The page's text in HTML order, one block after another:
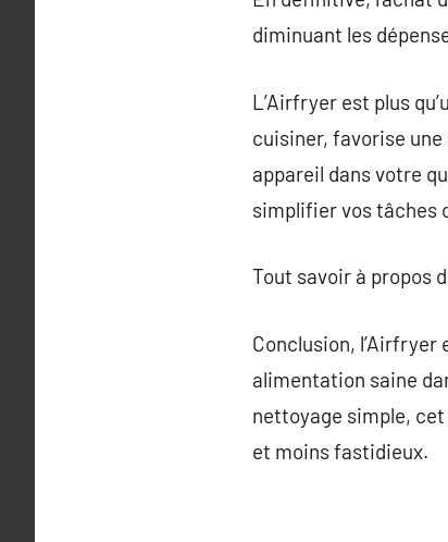
diminuant les
L’Airfryer est plus
cuisiner, favorise
appareil dans votre
simplifier vos tâches
Tout savoir à propos
Conclusion,
alimentation saine
nettoyage simple,
et moins fastidieux.